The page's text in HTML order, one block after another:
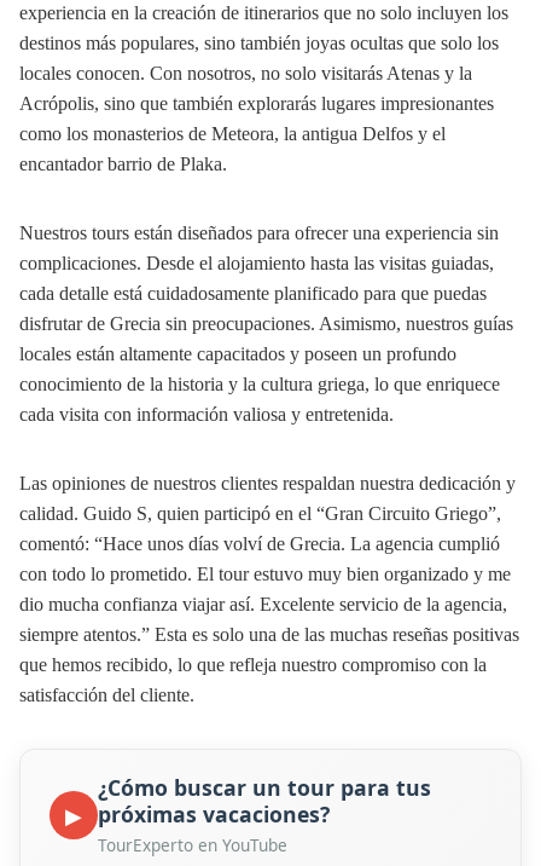
experiencia en la creación de itinerarios que no solo incluyen los
destinos más populares, sino también joyas ocultas que solo los
locales conocen. Con nosotros, no solo visitarás Atenas y la
Acrópolis, sino que también explorarás lugares impresionantes
como los monasterios de Meteora, la antigua Delfos y el
encantador barrio de Plaka.
Nuestros tours están diseñados para ofrecer una experiencia sin
complicaciones. Desde el alojamiento hasta las visitas guiadas,
cada detalle está cuidadosamente planificado para que puedas
disfrutar de Grecia sin preocupaciones. Asimismo, nuestros guías
locales están altamente capacitados y poseen un profundo
conocimiento de la historia y la cultura griega, lo que enriquece
cada visita con información valiosa y entretenida.
Las opiniones de nuestros clientes respaldan nuestra dedicación y
calidad. Guido S, quien participó en el “Gran Circuito Griego”,
comentó: “Hace unos días volví de Grecia. La agencia cumplió
con todo lo prometido. El tour estuvo muy bien organizado y me
dio mucha confianza viajar así. Excelente servicio de la agencia,
siempre atentos.” Esta es solo una de las muchas reseñas positivas
que hemos recibido, lo que refleja nuestro compromiso con la
satisfacción del cliente.
▶
¿Cómo buscar un tour para tus
próximas vacaciones?
TourExperto en YouTube